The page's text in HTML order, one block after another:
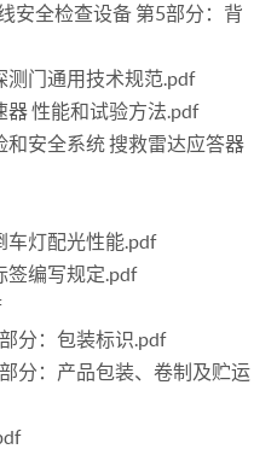
安全检查设备 第5部分：背
测门通用技术规范.pdf
器 性能和试验方法.pdf
安全系统 搜救雷达应答器
车灯配光性能.pdf
签编写规定.pdf
分：包装标识.pdf
分：产品包装、卷制及贮运